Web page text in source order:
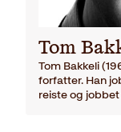
Tom
Tom Bakkeli
forfatter. Han
reiste og jobbet